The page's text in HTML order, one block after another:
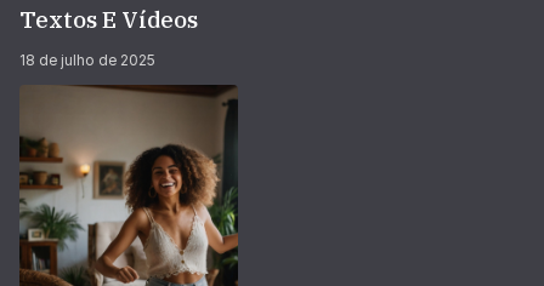
Textos E Vídeos
18 de julho de 2025